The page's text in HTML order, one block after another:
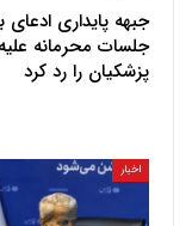
جبهه پایداری ادعای
جلسات محرمانه علیه
پزشکیان را رد کرد
اخبار